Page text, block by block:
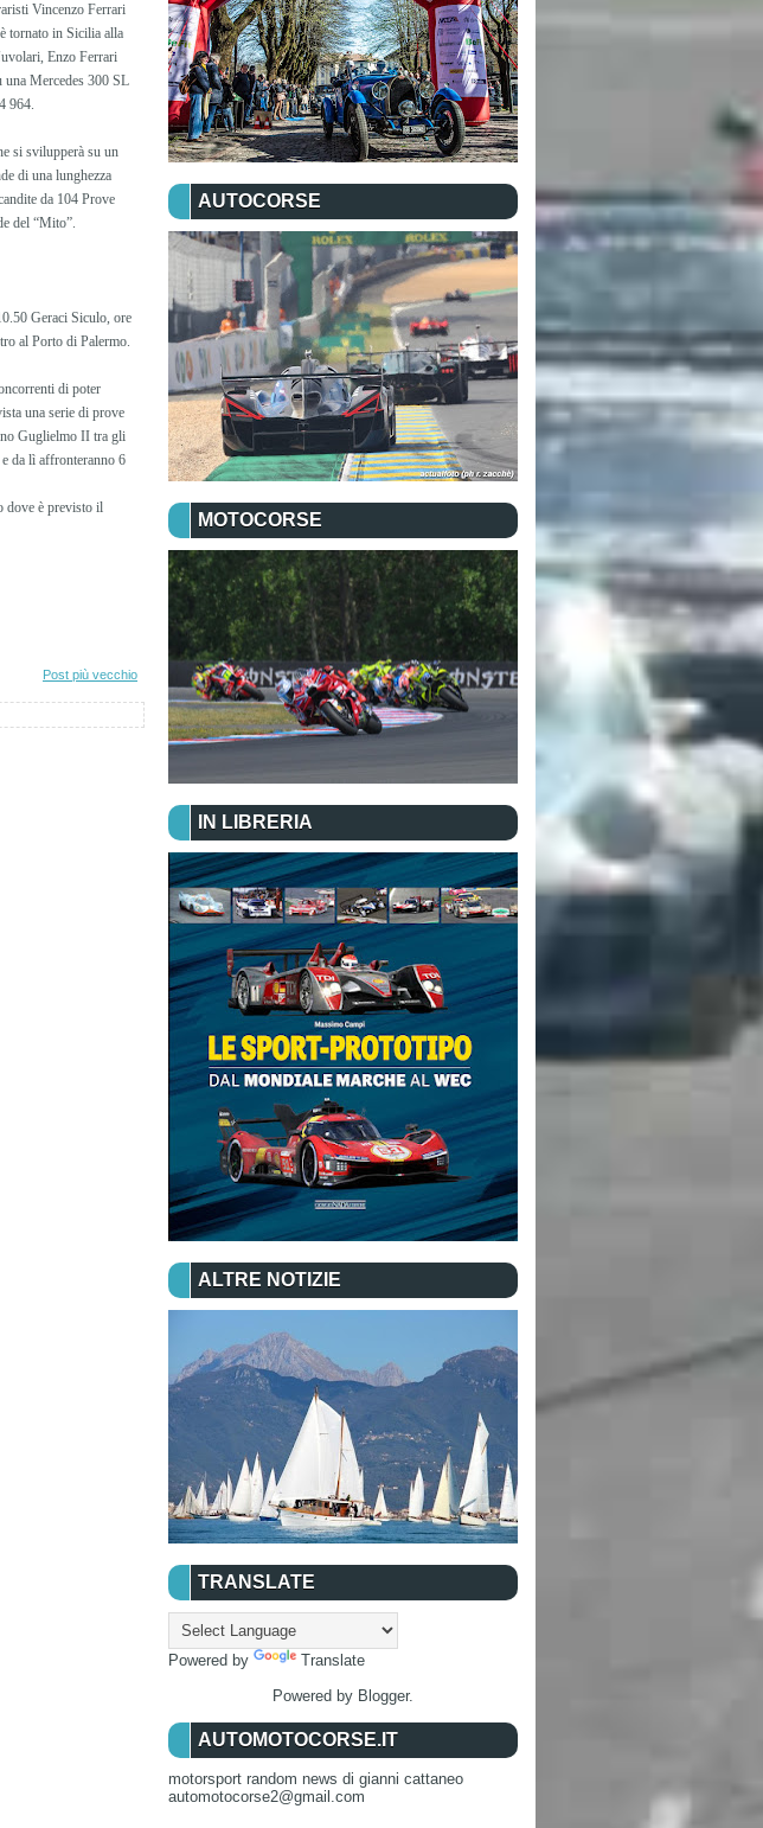
Vincenzo Ferrari
tornato in Sicilia alla
Enzo Ferrari
una Mercedes 300 SL
964.
si svilupperà su un
di una lunghezza
da 104 Prove
del “Mito”.
Geraci Siculo, ore
al Porto di Palermo.
di poter
una serie di prove
Guglielmo II tra gli
da lì affronteranno 6
dove è previsto il
Post più vecchio
AUTOCORSE
MOTOCORSE
IN LIBRERIA
ALTRE NOTIZIE
TRANSLATE
Powered by
Translate
Powered by Blogger.
AUTOMOTOCORSE.IT
motorsport random news di gianni cattaneo
automotocorse2@gmail.com